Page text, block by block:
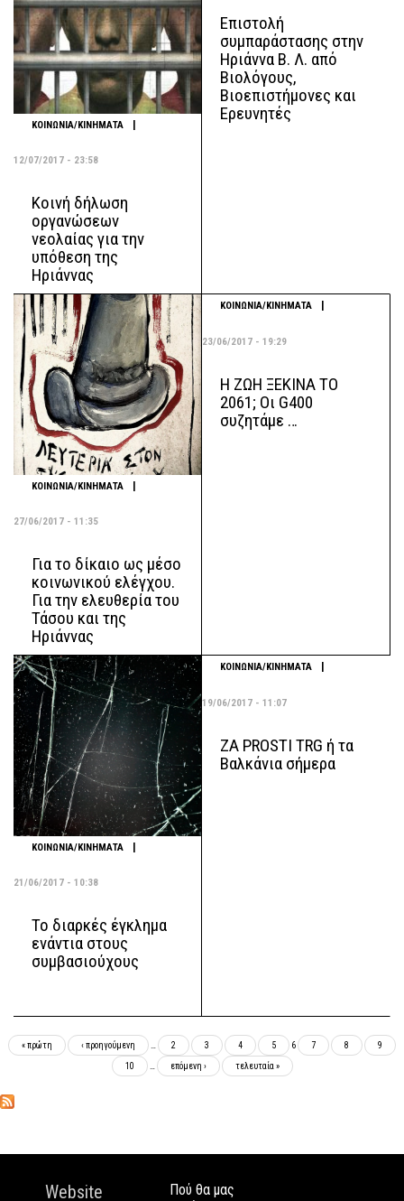
ΚΟΙΝΩΝΙΑ/ΚΙΝΗΜΑΤΑ |
12/07/2017 - 23:58
Κοινή δήλωση
οργανώσεων
νεολαίας για την
υπόθεση της
Ηριάννας
Επιστολή
συμπαράστασης στην
Ηριάννα Β. Λ. από
Βιολόγους,
Βιοεπιστήμονες και
Ερευνητές
ΚΟΙΝΩΝΙΑ/ΚΙΝΗΜΑΤΑ |
27/06/2017 - 11:35
Για το δίκαιο ως μέσο
κοινωνικού ελέγχου.
Για την ελευθερία του
Τάσου και της
Ηριάννας
ΚΟΙΝΩΝΙΑ/ΚΙΝΗΜΑΤΑ
23/06/2017 - 19:29
Η ΖΩΗ ΞΕΚΙΝΑ ΤΟ
2061; Οι G400
συζητάμε …
ΚΟΙΝΩΝΙΑ/ΚΙΝΗΜΑΤΑ |
21/06/2017 - 10:38
Το διαρκές έγκλημα
ενάντια στους
συμβασιούχους
ΚΟΙΝΩΝΙΑ/ΚΙΝΗΜΑΤΑ
19/06/2017 - 11:07
ZA PROSTI TRG ή τα
Βαλκάνια σήμερα
Σελίδες
« πρώτη ‹ προηγούμενη 2 3 4 5 6 7 8 9
10 επόμενη › τελευταία »
Website
Πού θα μας